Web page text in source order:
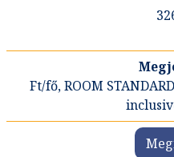
Ft/fő, ROOM